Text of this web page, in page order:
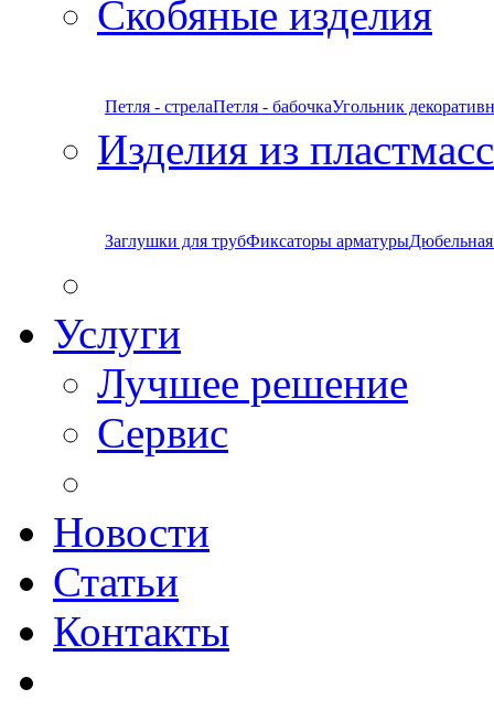
Скобяные изделия
Петля - стрелаПетля - бабочкаУгольник
Изделия из
Заглушки для трубФиксаторы арматуры
Услуги
Лучшее решение
Сервис
Новости
Статьи
Контакты